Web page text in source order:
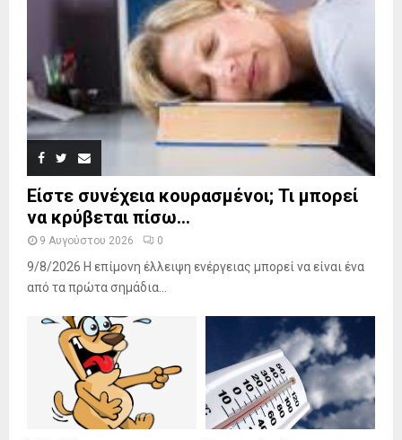
Είστε συνέχεια κουρασμένοι; Τι μπορεί
να κρύβεται πίσω...
9 Αυγούστου 2026 0
9/8/2026 Η επίμονη έλλειψη ενέργειας μπορεί να είναι ένα
από τα πρώτα σημάδια...